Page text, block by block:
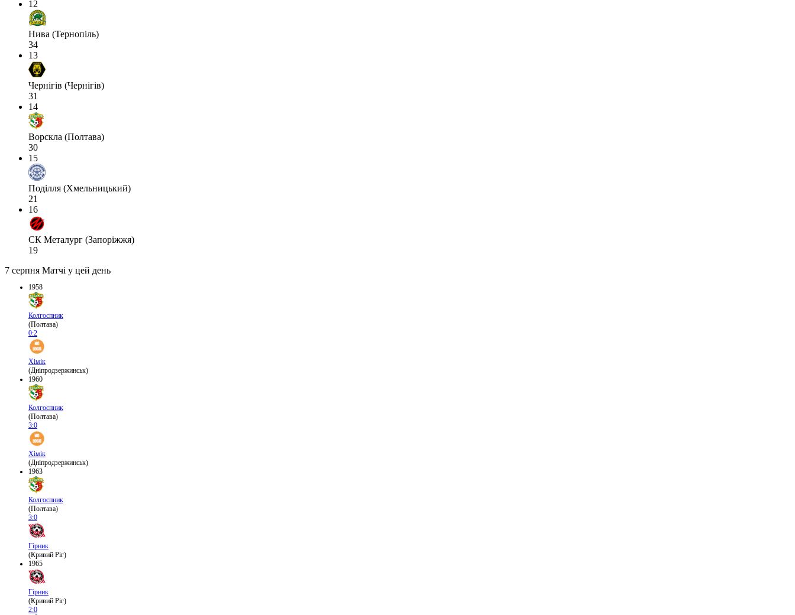
12
Нива (Тернопіль)
34
13
Чернігів (Чернігів)
31
14
Ворскла (Полтава)
30
15
Поділля (Хмельницький)
21
16
СК Металург (Запоріжжя)
19
7 серпня Матчі у цей день
1958
Колгоспник
(Полтава)
0:2
Хімік
(Дніпродзержинськ)
1960
Колгоспник
(Полтава)
3:0
Хімік
(Дніпродзержинськ)
1963
Колгоспник
(Полтава)
3:0
Гірник
(Кривий Ріг)
1965
Гірник
(Кривий Ріг)
2:0